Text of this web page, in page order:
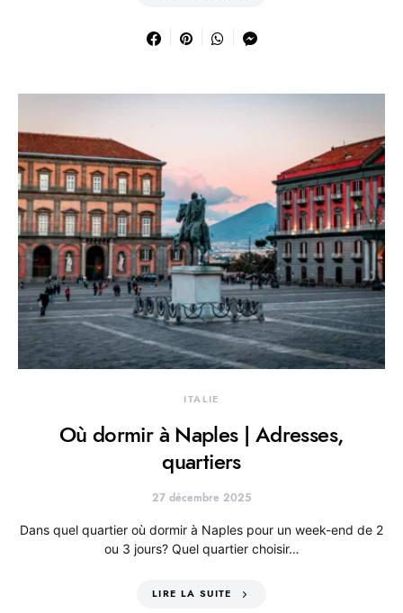
ITALIE
Où dormir à Naples | Adresses,
quartiers
27 décembre 2025
Dans quel quartier où dormir à Naples pour un week-end de 2
ou 3 jours? Quel quartier choisir…
LIRE LA SUITE